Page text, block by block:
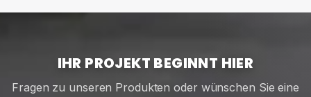
IHR PROJEKT BEGINNT HIER
Fragen zu unseren Produkten oder wünschen Sie eine